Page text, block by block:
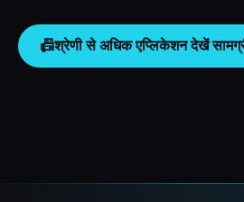
📠श्रेणी से अधिक एप्लिकेशन देखें